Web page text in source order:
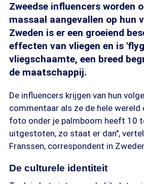
Zweedse influencers worden
massaal aangevallen op hun
Zweden is er een groeiend
effecten van vliegen en is
vliegschaamte, een breed
de maatschappij.
De influencers krijgen van hun
commentaar als ze de hele wereld
foto onder je palmboom heeft 10
uitgestoten, zo staat er dan",
Franssen, correspondent in
De culturele identiteit